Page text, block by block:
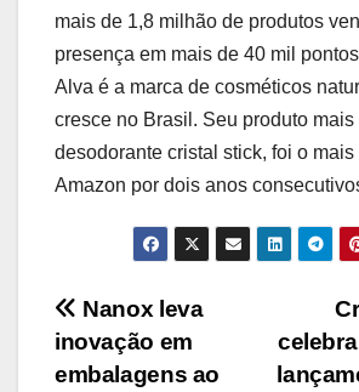
mais de 1,8 milhão de produtos
presença em mais de 40 mil
Alva é a marca de cosméticos
cresce no Brasil. Seu produto
desodorante cristal stick, foi o
Amazon por dois anos
Navegação
de
Nanox leva
inovação em
embalagens ao